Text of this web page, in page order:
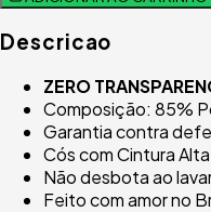
Descricao
ZERO
Composição: 85%
Garantia contra
Cós com Cintura Alta
Não desbota ao
Feito com amor no